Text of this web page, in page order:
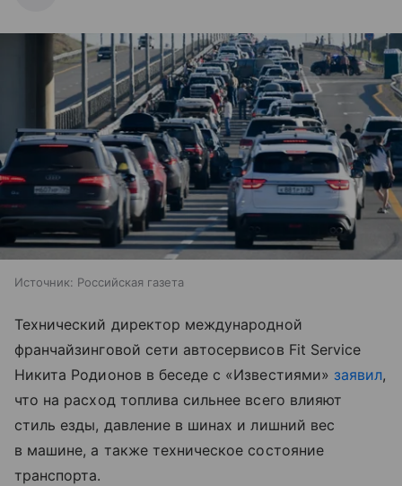
Источник: Российская газета
Технический директор международной
франчайзинговой сети автосервисов Fit Service
Никита Родионов в беседе с «Известиями» заявил,
что на расход топлива сильнее всего влияют
стиль езды, давление в шинах и лишний вес
в машине, а также техническое состояние
транспорта.